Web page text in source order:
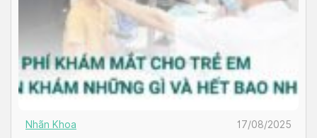
Nhãn Khoa 17/08/2025